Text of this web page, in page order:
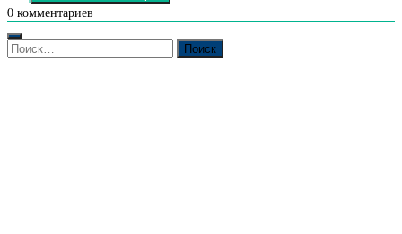
0 комментариев
Найти: